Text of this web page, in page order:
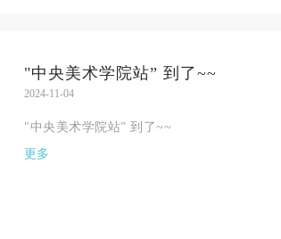
"中央美术学院站” 到了~~
2024-11-04
"中央美术学院站” 到了~~
更多
使用相应绘画工具、创作材料及配套设备、设施
造成相应工具、材料、设备或设施的故障或损
应的全部责任，并主动赔偿相应的经济损失。活
术馆将不承担人身事故的任何责任。
许可使用协议
法》、《中华人民共和国民法通则》以及 最高人
人民共和国民法通则》若干问题的意见（试行）>
使用相应绘画工具、创作材料及配套设备、设施
造成相应工具、材料、设备或设施的故障或损
应的全部责任，并主动赔偿相应的经济损失。活
术馆将不承担人身事故的任何责任。
许可使用协议
法》、《中华人民共和国民法通则》以及 最高人
人民共和国民法通则》若干问题的意见（试行）>
使用相应绘画工具、创作材料及配套设备、设施
造成相应工具、材料、设备或设施的故障或损
应的全部责任，并主动赔偿相应的经济损失。活
术馆将不承担人身事故的任何责任。
许可使用协议
法》、《中华人民共和国民法通则》以及 最高人
人民共和国民法通则》若干问题的意见（试行）>